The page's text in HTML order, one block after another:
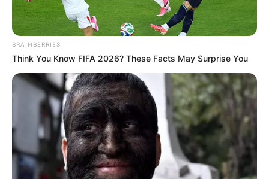
BRAINBERRIES
Think You Know FIFA 2026? These Facts May Surprise You